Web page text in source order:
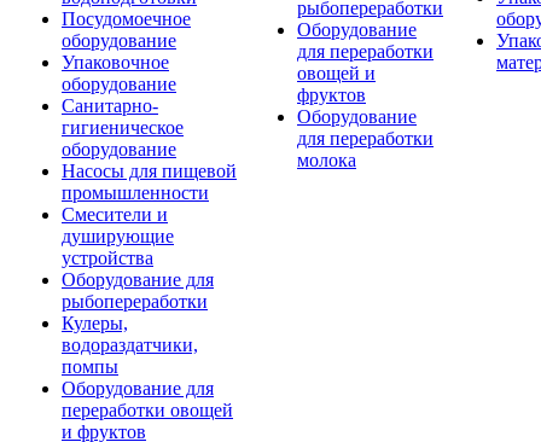
Посудомоечное
оборудование
Упаковочное
оборудование
Санитарно-
гигиеническое
оборудование
Насосы для пищевой
промышленности
Смесители и
душирующие
устройства
Оборудование для
рыбопереработки
Кулеры,
водораздатчики,
помпы
Оборудование для
переработки овощей
и фруктов
рыбопереработки
Оборудование
для переработки
овощей и
фруктов
Оборудование
для переработки
молока